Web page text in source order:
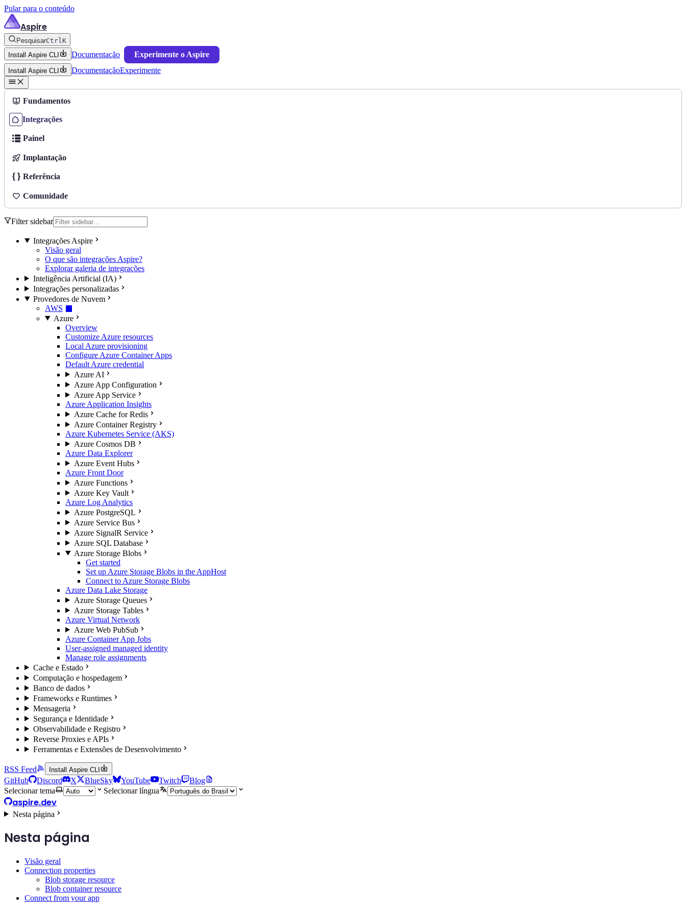
Pular para o conteúdo
Aspire
PesquisarCtrlK
Install Aspire CLI
Documentação Experimente o Aspire
Install Aspire CLI DocumentaçãoExperimente
Fundamentos
Integrações
Painel
Implantação
Referência
Comunidade
Filter sidebar
Integrações Aspire
Visão geral
O que são integrações Aspire?
Explorar galeria de integrações
Inteligência Artificial (IA)
Integrações personalizadas
Provedores de Nuvem
AWS
Azure
Overview
Customize Azure resources
Local Azure provisioning
Configure Azure Container Apps
Default Azure credential
Azure AI
Azure App Configuration
Azure App Service
Azure Application Insights
Azure Cache for Redis
Azure Container Registry
Azure Kubernetes Service (AKS)
Azure Cosmos DB
Azure Data Explorer
Azure Event Hubs
Azure Front Door
Azure Functions
Azure Key Vault
Azure Log Analytics
Azure PostgreSQL
Azure Service Bus
Azure SignalR Service
Azure SQL Database
Azure Storage Blobs
Get started
Set up Azure Storage Blobs in the AppHost
Connect to Azure Storage Blobs
Azure Data Lake Storage
Azure Storage Queues
Azure Storage Tables
Azure Virtual Network
Azure Web PubSub
Azure Container App Jobs
User-assigned managed identity
Manage role assignments
Cache e Estado
Computação e hospedagem
Banco de dados
Frameworks e Runtimes
Mensageria
Segurança e Identidade
Observabilidade e Registro
Reverse Proxies e APIs
Ferramentas e Extensões de Desenvolvimento
RSS Feed Install Aspire CLI
GitHub Discord X BlueSky YouTube Twitch
Blog
Selecionar tema
Selecionar língua
aspire.dev
Nesta página
Nesta página
Visão geral
Connection properties
Blob storage resource
Blob container resource
Connect from your app